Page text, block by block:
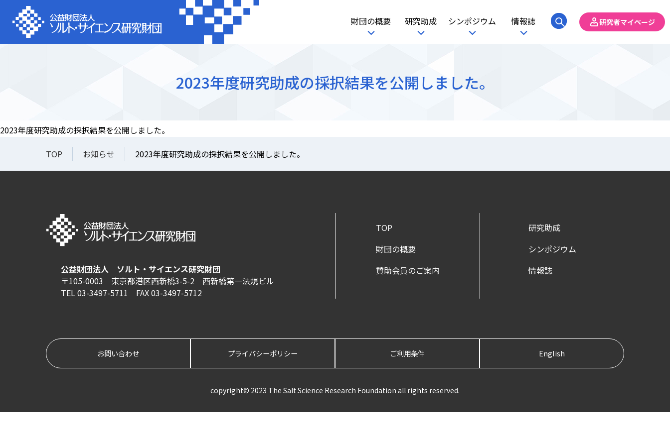
財団の概要 研究助成 シンポジウム 情報誌 研究者マイページ
2023年度研究助成の採択結果を公開しました。
2023年度研究助成の採択結果を公開しました。
TOP
お知らせ 2023年度研究助成の採択結果を公開しました。
公益財団法人 ソルト・サイエンス研究財団
〒105-0003 東京都港区西新橋3-5-2 西新橋第一法規ビル
TEL 03-3497-5711 FAX 03-3497-5712
TOP
財団の概要
賛助会員のご案内
研究助成
シンポジウム
情報誌
お問い合わせ プライバシーポリシー ご利用条件 English
copyright© 2023 The Salt Science Research Foundation all rights reserved.